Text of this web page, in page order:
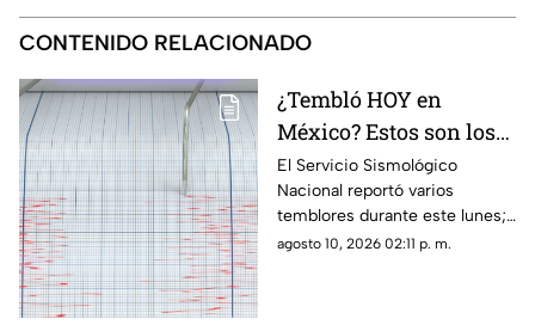
CONTENIDO RELACIONADO
¿Tembló HOY en
México? Estos son los
sismos registrados este
lunes 10 de agosto
El Servicio Sismológico
Nacional reportó varios
temblores durante este lunes;
el de mayor intensidad fue en
agosto 10, 2026 02:11 p. m.